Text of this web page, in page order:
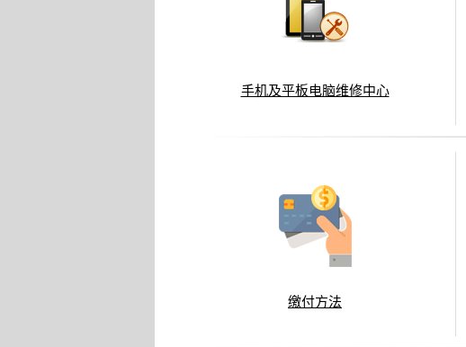
手机及平板电脑维修中心
缴付方法